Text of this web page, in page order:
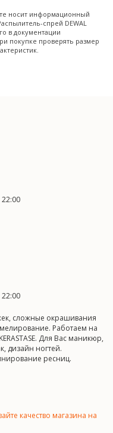
носит информационный
спрей DEWAL
в документации
покупке проверять размер
22:00
22:00
сложные окрашивания
Работаем на
Для Вас маникюр,
дизайн ногтей.
ресниц.